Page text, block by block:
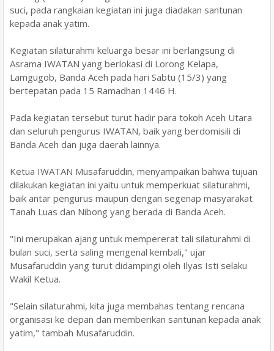
suci, pada rangkaian kegiatan ini juga diadakan santunan
kepada anak yatim.
Kegiatan silaturahmi keluarga besar ini berlangsung di
Asrama IWATAN yang berlokasi di Lorong Kelapa,
Lamgugob, Banda Aceh pada hari Sabtu (15/3) yang
bertepatan pada 15 Ramadhan 1446 H.
Pada kegiatan tersebut turut hadir para tokoh Aceh Utara
dan seluruh pengurus IWATAN, baik yang berdomisili di
Banda Aceh dan juga daerah lainnya.
Ketua IWATAN Musafaruddin, menyampaikan bahwa tujuan
dilakukan kegiatan ini yaitu untuk memperkuat silaturahmi,
baik antar pengurus maupun dengan segenap masyarakat
Tanah Luas dan Nibong yang berada di Banda Aceh.
"Ini merupakan ajang untuk mempererat tali silaturahmi di
bulan suci, serta saling mengenal kembali," ujar
Musafaruddin yang turut didampingi oleh Ilyas Isti selaku
Wakil Ketua.
"Selain silaturahmi, kita juga membahas tentang rencana
organisasi ke depan dan memberikan santunan kepada anak
yatim," tambah Musafaruddin.